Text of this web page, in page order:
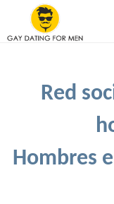
Red
Hombres